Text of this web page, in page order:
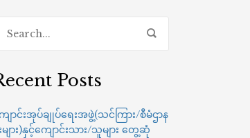
Posts
ောင်းအုပ်ချုပ်ရေးအဖွဲ့(သင်ကြား/စီမံဌာန
များ)နှင့်ကျောင်းသား/သူများ တွေ့ဆုံ